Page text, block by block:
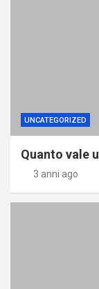
UNCATEGORIZED
Quanto vale
3 anni ago